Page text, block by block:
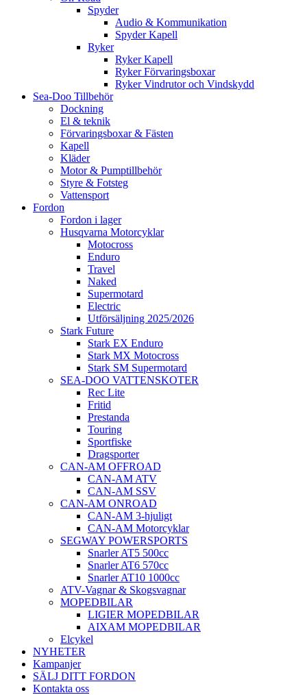
Spyder
Audio & Kommunikation
Spyder Kapell
Ryker
Ryker Kapell
Ryker Förvaringsboxar
Ryker Vindrutor och Vindskydd
Sea-Doo Tillbehör
Dockning
El & teknik
Förvaringsboxar & Fästen
Kapell
Kläder
Motor & Pumptillbehör
Styre & Fotsteg
Vattensport
Fordon
Fordon i lager
Husqvarna Motorcyklar
Motocross
Enduro
Travel
Naked
Supermotard
Electric
Utförsäljning 2025/2026
Stark Future
Stark EX Enduro
Stark MX Motocross
Stark SM Supermotard
SEA-DOO VATTENSKOTER
Rec Lite
Fritid
Prestanda
Touring
Sportfiske
Dragsporter
CAN-AM OFFROAD
CAN-AM ATV
CAN-AM SSV
CAN-AM ONROAD
CAN-AM 3-hjuligt
CAN-AM Motorcyklar
SEGWAY POWERSPORTS
Snarler AT5 500cc
Snarler AT6 570cc
Snarler AT10 1000cc
ATV-Vagnar & Skogsvagnar
MOPEDBILAR
LIGIER MOPEDBILAR
AIXAM MOPEDBILAR
Elcykel
NYHETER
Kampanjer
SÄLJ DITT FORDON
Kontakta oss